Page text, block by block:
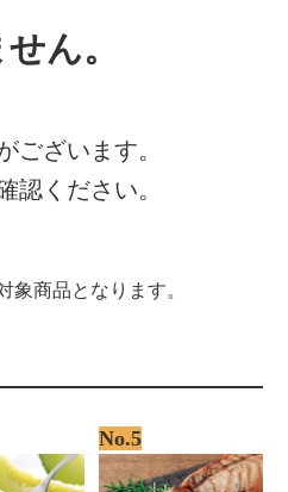
ん。
ざいます。
認ください。
商品となります。
No.5